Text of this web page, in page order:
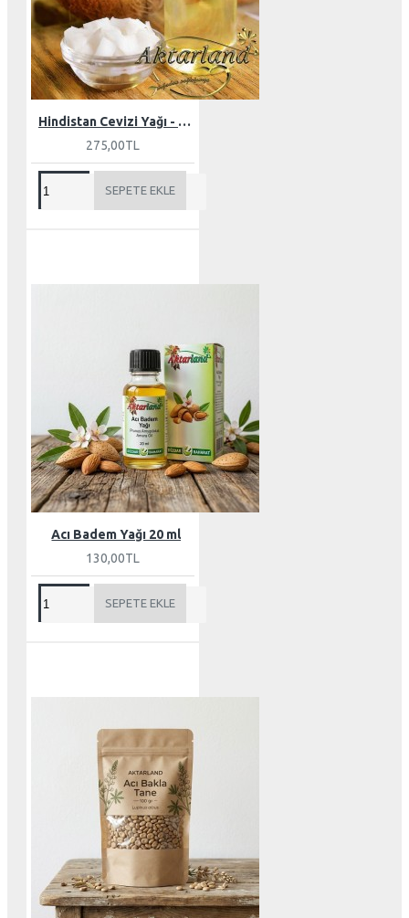
Hindistan Cevizi Yağı - Butter 150 gr
275,00TL
SEPETE EKLE
Acı Badem Yağı 20 ml
130,00TL
SEPETE EKLE